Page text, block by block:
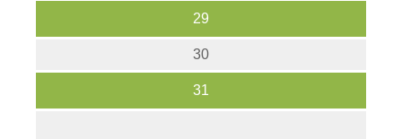
29
30
31